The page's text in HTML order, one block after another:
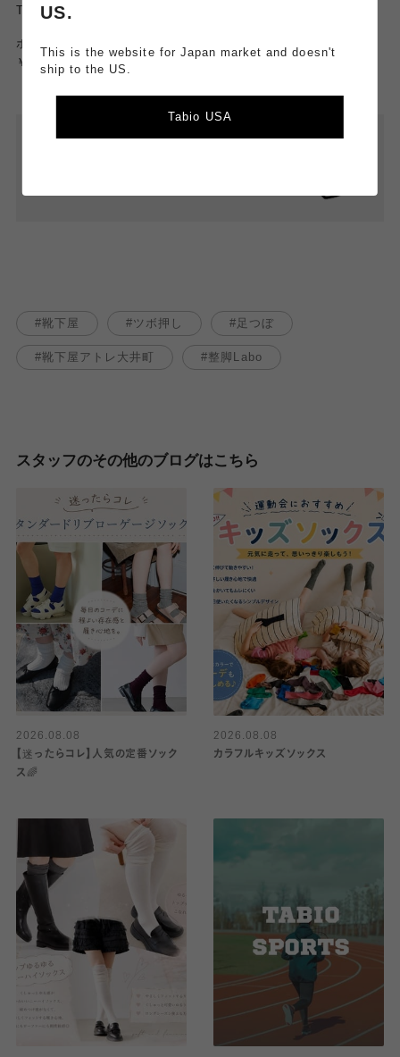
TABIO LEG LABO
ボ押しショートソックス
￥1,400
靴下屋 ツボ押し 足つぼ
靴下屋アトレ大井町 整脚Labo
スタッフのその他のブログはこちら
2026.08.08
【迷ったらコレ】人気の定番ソック
ス🌈
2026.08.08
カラフルキッズソックス
US.
This is the website for Japan market and doesn't
ship to the US.
Tabio USA